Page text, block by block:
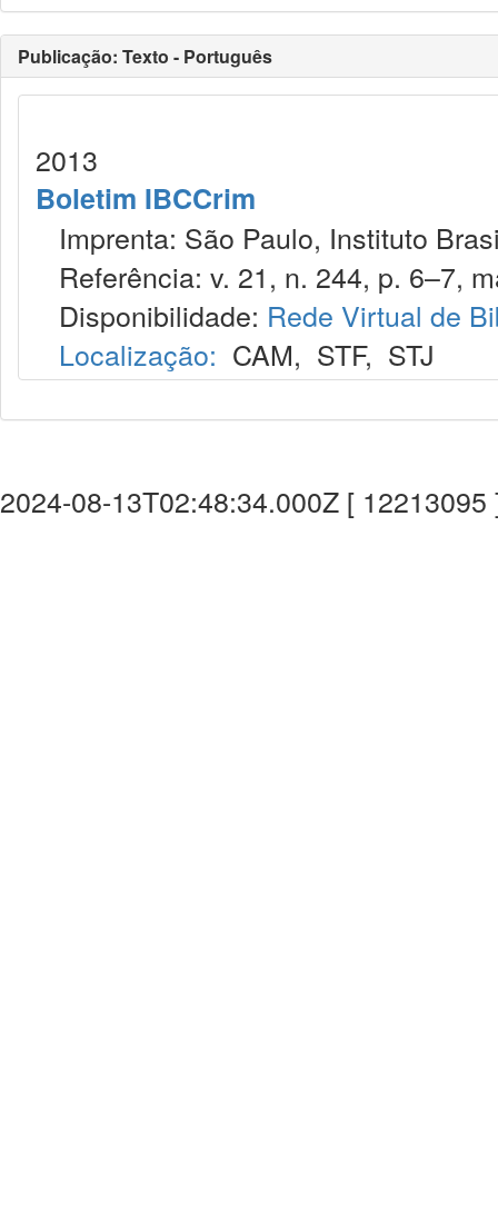
Publicação: Texto - Português
2013
Boletim IBCCrim
Imprenta: São Paulo, Instituto
Referência: v. 21, n. 244, p. 6–7,
Disponibilidade: Rede Virtual de
Localização: CAM, STF, STJ
2024-08-13T02:48:34.000Z [ 12213095